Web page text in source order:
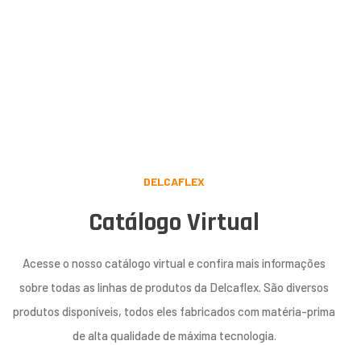
DELCAFLEX
Catálogo Virtual
Acesse o nosso catálogo virtual e confira mais informações
sobre todas as linhas de produtos da Delcaflex. São diversos
produtos disponíveis, todos eles fabricados com matéria-prima
de alta qualidade de máxima tecnologia.